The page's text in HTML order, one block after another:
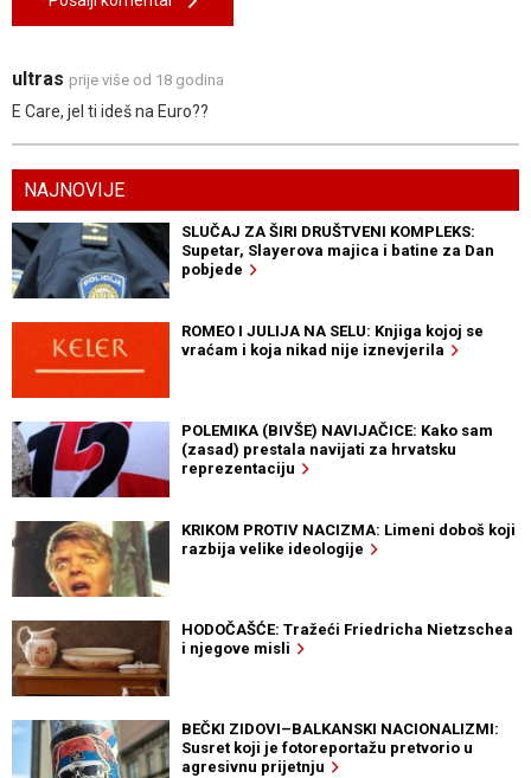
ultras prije više od 18 godina
E Care, jel ti ideš na Euro??
NAJNOVIJE
SLUČAJ ZA ŠIRI DRUŠTVENI KOMPLEKS:
Supetar, Slayerova majica i batine za Dan
pobjede
ROMEO I JULIJA NA SELU: Knjiga kojoj se
vraćam i koja nikad nije iznevjerila
POLEMIKA (BIVŠE) NAVIJAČICE: Kako sam
(zasad) prestala navijati za hrvatsku
reprezentaciju
KRIKOM PROTIV NACIZMA: Limeni doboš koji
razbija velike ideologije
HODOČAŠĆE: Tražeći Friedricha Nietzschea
i njegove misli
BEČKI ZIDOVI–BALKANSKI NACIONALIZMI:
Susret koji je fotoreportažu pretvorio u
agresivnu prijetnju